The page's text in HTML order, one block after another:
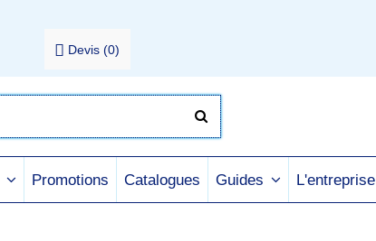
Devis (0)
Promotions Catalogues Guides L'entreprise